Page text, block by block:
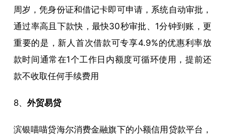
周岁，凭身份证和借记卡即可申请，系统自动审批，
通过率高且下款快，最快30秒审批、1分钟到账，更
重要的是，新人首次借款可专享4.9%的优惠利率放
款时间通常在1个工作日内额度可循环使用，提前还
款不收取任何手续费用
8、 外贸易贷
滨银喵喵贷海尔消费金融旗下的小额信用贷款平台，